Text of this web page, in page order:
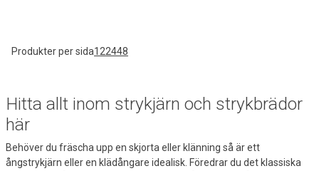
Produkter per sida122448
Hitta allt inom strykjärn och strykbrädor
här
Behöver du fräscha upp en skjorta eller klänning så är ett
ångstrykjärn eller en klädångare idealisk. Föredrar du det klassiska